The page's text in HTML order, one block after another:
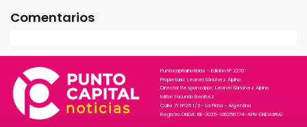
Comentarios
Puntocapitalnoticias - Edición N° 2270
Propietario: Leonel Sánchez Alpino
Director Responsable: Leonel Sánchez Alpino
Editor: Facundo Benitez
Calle 71 N°25 1/2 - La Plata - Argentina
Registro DNDA: RE-2025-106356774-APN-DNDA#MJ